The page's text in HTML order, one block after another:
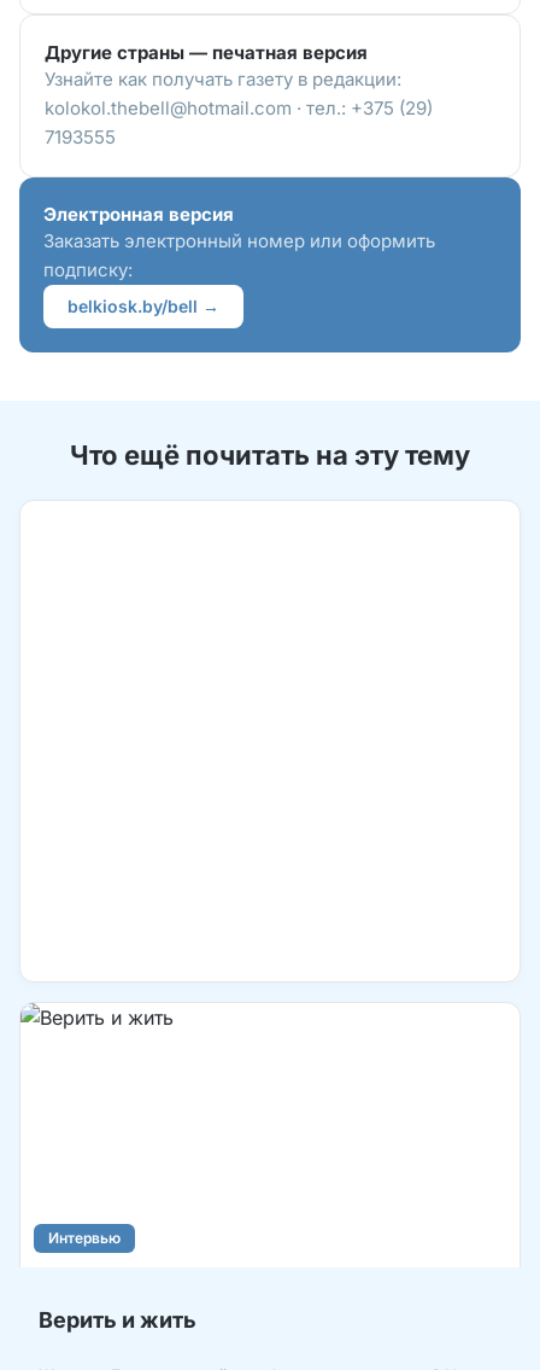
Другие страны — печатная версия
Узнайте как получать газету в редакции:
kolokol.thebell@hotmail.com · тел.: +375 (29)
7193555
Электронная версия
Заказать электронный номер или оформить
подписку:
belkiosk.by/bell →
Что ещё почитать на эту тему
Интервью
Верить и жить